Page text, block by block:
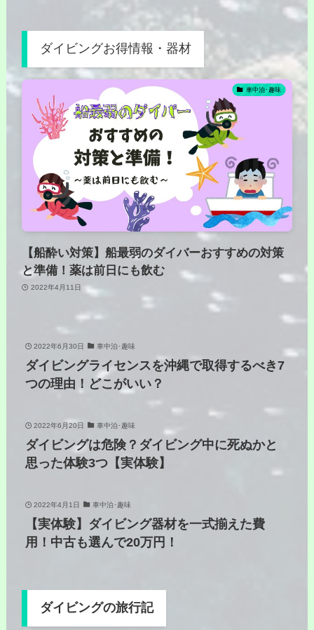
ダイビングお得情報・器材
車中泊･趣味
【船酔い対策】船最弱のダイバーおすすめの対策
と準備！薬は前日にも飲む
2022年4月11日
2022年6月30日 車中泊･趣味
ダイビングライセンスを沖縄で取得するべき7
つの理由！どこがいい？
2022年6月20日 車中泊･趣味
ダイビングは危険？ダイビング中に死ぬかと
思った体験3つ【実体験】
2022年4月1日 車中泊･趣味
【実体験】ダイビング器材を一式揃えた費
用！中古も選んで20万円！
ダイビングの旅行記